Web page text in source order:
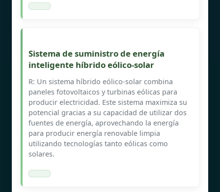
Sistema de suministro de energía
inteligente híbrido eólico-solar
R: Un sistema híbrido eólico-solar combina
paneles fotovoltaicos y turbinas eólicas para
producir electricidad. Este sistema maximiza su
potencial gracias a su capacidad de utilizar dos
fuentes de energía, aprovechando la energía
para producir energía renovable limpia
utilizando tecnologías tanto eólicas como
solares.